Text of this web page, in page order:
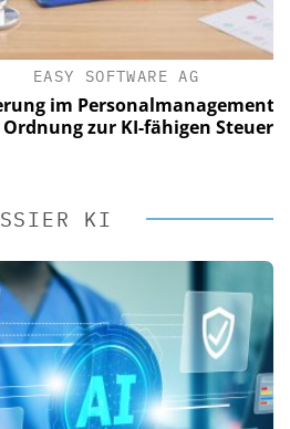
SOFTWARE AG
im Personalmanagement: Von
zur KI-fähigen Steuerung
KI